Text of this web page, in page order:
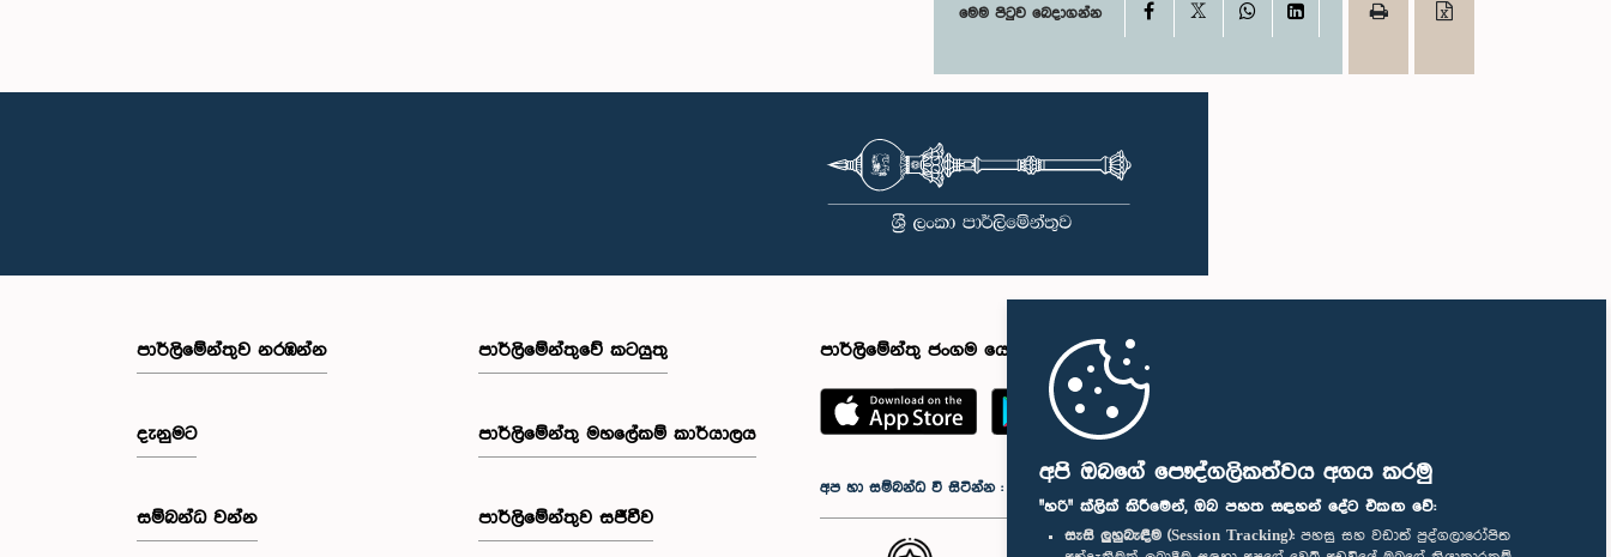
අපි ඔබගේ පෞද්ගලිකත්වය අගය කරමු
"හරි" ක්ලික් කිරීමෙන්, ඔබ පහත සඳහන් දේට එකඟ වේ:
සැසි ලුහුබැඳීම (Session Tracking): පහසු සහ වඩාත් පුද්ගලාරෝපිත
මෙම පිටුව බෙදාගන්න Facebook WhatsAppLinkedIn
පාර්ලි‌මේන්තුව නරඹන්න
දැනුමට
සම්බන්ධ වන්න
පාර්ලිමේන්තුවේ කටයුතු
පාර්ලිමේන්තු මහලේකම් කාර්යාලය
පාර්ලිමේන්තුව සජීවීව
පාර්ලිමේන්තු ජංගම යෙදුම
අප හා සම්බන්ධ වී සිටින්න :